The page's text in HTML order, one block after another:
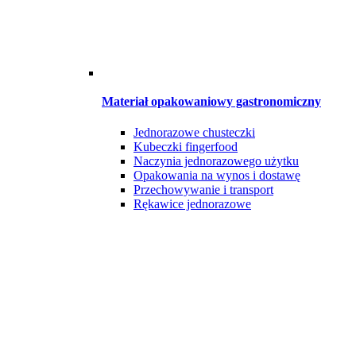
Materiał opakowaniowy gastronomiczny
Jednorazowe chusteczki
Kubeczki fingerfood
Naczynia jednorazowego użytku
Opakowania na wynos i dostawę
Przechowywanie i transport
Rękawice jednorazowe